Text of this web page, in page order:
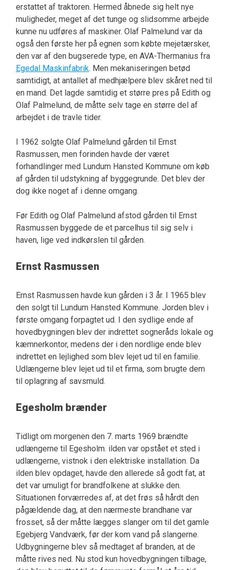
erstattet af traktoren. Hermed åbnede sig helt nye
muligheder, meget af det tunge og slidsomme arbejde
kunne nu udføres af maskiner. Olaf Palmelund var da
også den første her på egnen som købte mejetærsker,
den var af den bugserede type, en AVA-Thermanius fra
Egedal Maskinfabrik. Men mekaniseringen betød
samtidigt, at antallet af medhjælpere blev skåret ned til
en mand. Det lagde samtidig et større pres på Edith og
Olaf Palmelund, de måtte selv tage en større del af
arbejdet i de travle tider.
I 1962 solgte Olaf Palmelund gården til Ernst
Rasmussen, men forinden havde der været
forhandlinger med Lundum Hansted Kommune om køb
af gården til udstykning af byggegrunde. Det blev der
dog ikke noget af i denne omgang.
Før Edith og Olaf Palmelund afstod gården til Ernst
Rasmussen byggede de et parcelhus til sig selv i
haven, lige ved indkørslen til gården.
Ernst Rasmussen
Ernst Rasmussen havde kun gården i 3 år. I 1965 blev
den solgt til Lundum Hansted Kommune. Jorden blev i
første omgang forpagtet ud. I den sydlige ende af
hovedbygningen blev der indrettet sogneråds lokale og
kæmnerkontor, medens der i den nordlige ende blev
indrettet en lejlighed som blev lejet ud til en familie.
Udlængerne blev lejet ud til et firma, som brugte dem
til oplagring af savsmuld.
Egesholm brænder
Tidligt om morgenen den 7. marts 1969 brændte
udlængerne til Egesholm. ilden var opstået et sted i
udlængerne, vistnok i den elektriske installation. Da
ilden blev opdaget, havde den allerede så godt fat, at
det var umuligt for brandfolkene at slukke den.
Situationen forværredes af, at det frøs så hårdt den
pågældende dag, at den nærmeste brandhane var
frosset, så der måtte lægges slanger om til det gamle
Egebjerg Vandværk, før der kom vand på slangerne.
Udbygningerne blev så medtaget af branden, at de
måtte rives ned. Nu stod kun hovedbygningen tilbage,